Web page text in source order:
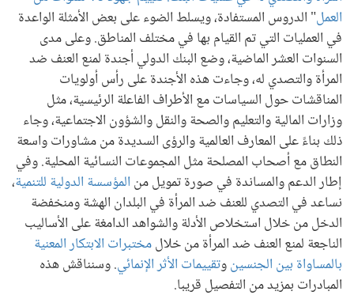
العمل" الدروس المستفادة، ويسلط الضوء على بعض الأمثلة الواعدة
في العمليات التي تم القيام بها في مختلف المناطق. وعلى مدى
السنوات العشر الماضية، وضع البنك الدولي أجندة لمنع العنف ضد
المرأة والتصدي له، وجاءت هذه الأجندة على رأس أولويات
المناقشات حول السياسات مع الأطراف الفاعلة الرئيسية، مثل
وزارات المالية والتعليم والصحة والنقل والشؤون الاجتماعية، وجاء
ذلك بناءً على المعارف العالمية والرؤى السديدة من مشاورات واسعة
النطاق مع أصحاب المصلحة مثل المجموعات النسائية المحلية. وفي
إطار الدعم والمساندة في صورة تمويل من المؤسسة الدولية للتنمية،
نساعد في التصدي للعنف ضد المرأة في البلدان الهشة ومنخفضة
الدخل من خلال استخلاص الأدلة والشواهد الدامغة على الأساليب
الناجعة لمنع العنف ضد المرأة من خلالمختبرات الابتكار المعنية
بالمساواة بين الجنسينوتقييمات الأثر الإنمائي. وسنناقش هذه
المبادرات بمزيد من التفصيل قريبا.